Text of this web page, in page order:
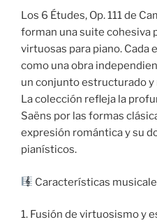
Los 6 Études, Op. 111 de
forman una suite cohesiva
virtuosas para piano. Cada
como una obra
un conjunto estructurado
La colección refleja la
Saëns por las formas
expresión romántica y su
pianísticos.
Características
1. Fusión de virtuosismo y